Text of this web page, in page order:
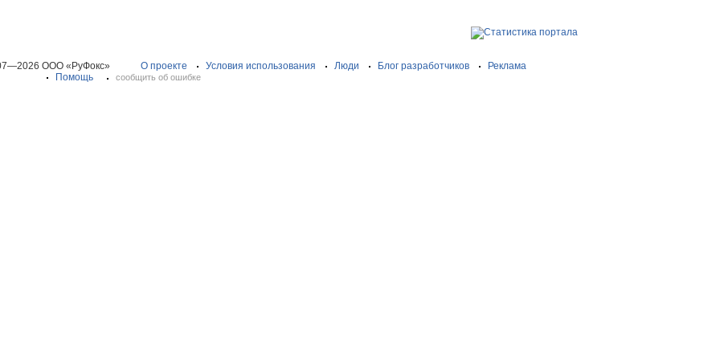
ООО «РуФокс» О проекте Условия использования Люди Блог разработчиков
Реклама
Помощь
сообщить об ошибке